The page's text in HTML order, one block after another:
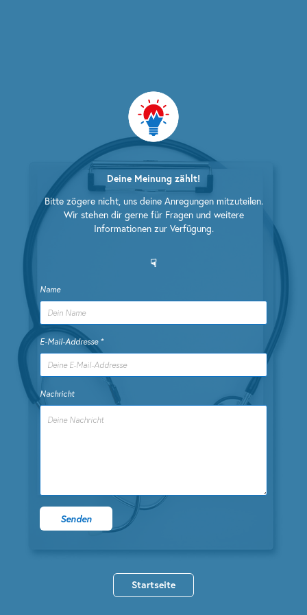
Deine Meinung zählt!
Bitte zögere nicht, uns deine Anregungen mitzuteilen.
Wir stehen dir gerne für Fragen und weitere
Informationen zur Verfügung.
☟
Name
E-Mail-Addresse *
Nachricht
Senden
Startseite